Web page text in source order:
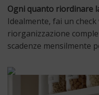
Ogni quanto riordinare
Idealmente, fai un
riorganizzazione
scadenze mensilmente